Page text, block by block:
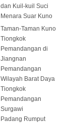
dan Kuil-kuil Suci
Menara Suar Kuno
Taman-Taman Kuno
Tiongkok
Pemandangan di
Jiangnan
Pemandangan
Wilayah Barat Daya
Tiongkok
Pemandangan
Surgawi
Padang Rumput